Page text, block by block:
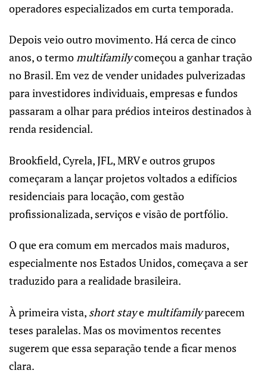
operadores especializados em curta temporada.
Depois veio outro movimento. Há cerca de cinco
anos, o termomultifamilycomeçou a ganhar tração
no Brasil. Em vez de vender unidades pulverizadas
para investidores individuais, empresas e fundos
passaram a olhar para prédios inteiros destinados à
renda residencial.
Brookfield, Cyrela, JFL, MRV e outros grupos
começaram a lançar projetos voltados a edifícios
residenciais para locação, com gestão
profissionalizada, serviços e visão de portfólio.
O que era comum em mercados mais maduros,
especialmente nos Estados Unidos, começava a ser
traduzido para a realidade brasileira.
À primeira vista, short stayemultifamilyparecem
teses paralelas. Mas os movimentos recentes
sugerem que essa separação tende a ficar menos
clara.